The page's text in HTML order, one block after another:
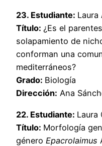
23. Estudiante: Laura
Título: ¿Es el
solapamiento de
conforman una
mediterráneos?
Grado: Biología
Dirección: Ana
22. Estudiante: Laura
Título: Morfología
género Epacrolaimus